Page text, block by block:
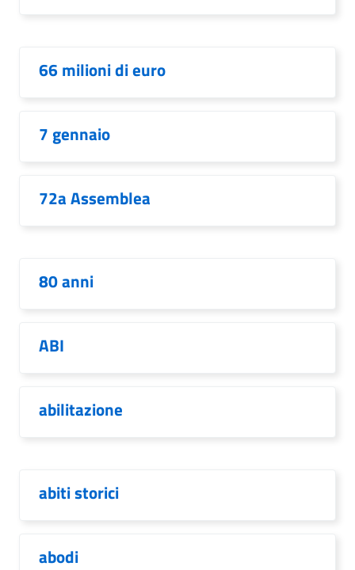
66 milioni di euro
7 gennaio
72a Assemblea
80 anni
ABI
abilitazione
abiti storici
abodi